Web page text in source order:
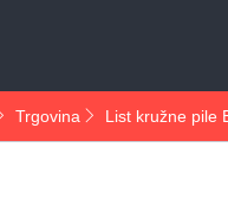
Trgovina List kružne pile